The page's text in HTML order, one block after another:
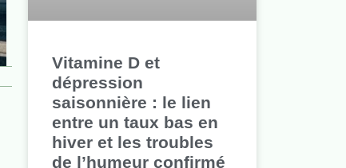
Vitamine D et
dépression
saisonnière : le lien
entre un taux bas en
hiver et les troubles
de l’humeur confirmé